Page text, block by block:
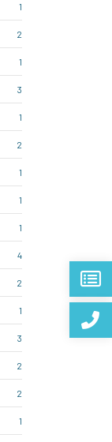
1
2
1
3
1
2
1
1
1
4
2
1
3
2
2
1